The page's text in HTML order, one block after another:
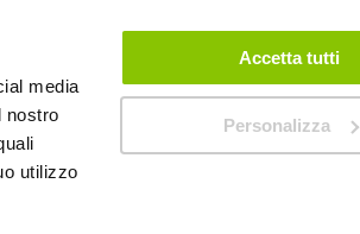
media
nostro
utilizzo
Accetta tutti
Personalizza
ACCEDI CREA UN ACCOUNT